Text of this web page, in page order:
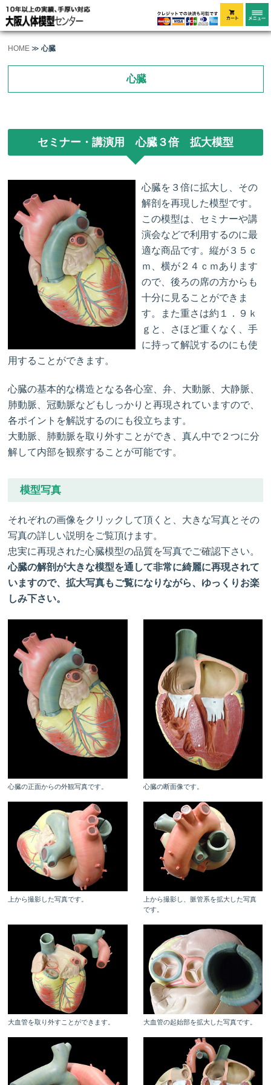
HOME ≫心臓
心臓
セミナー・講演用 心臓３倍 拡大模型
心臓を３倍に拡大し、その
解剖を再現した模型です。
この模型は、セミナーや講
演会などで利用するのに最
適な商品です。縦が３５ｃ
ｍ、横が２４ｃｍあります
ので、後ろの席の方からも
十分に見ることができま
す。また重さは約１．９ｋ
ｇと、さほど重くなく、手
に持って解説するのにも使
用することができます。
心臓の基本的な構造となる各心室、弁、大動脈、大静脈、
肺動脈、冠動脈などもしっかりと再現されていますので、
各ポイントを解説するのにも役立ちます。
大動脈、肺動脈を取り外すことができ、真ん中で２つに分
解して内部を観察することが可能です。
模型写真
それぞれの画像をクリックして頂くと、大きな写真とその
写真の詳しい説明をご覧頂けます。
忠実に再現された心臓模型の品質を写真でご確認下さい。
心臓の解剖が大きな模型を通して非常に綺麗に再現されて
いますので、拡大写真もご覧になりながら、ゆっくりお楽
しみ下さい。
心臓の正面からの外観写真です。 心臓の断面像です。
上から撮影した写真です。
上から撮影し、脈管系を拡大した写真
です。
大血管を取り外すことができます。 大血管の起始部を拡大した写真です。